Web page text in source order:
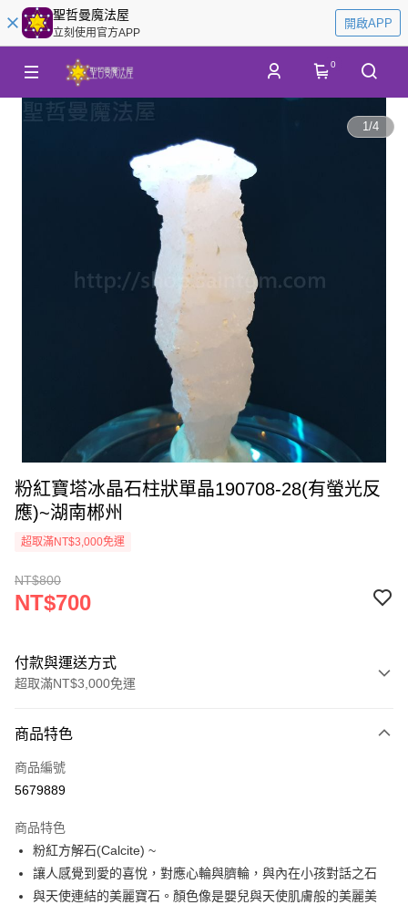
聖哲曼魔法屋
立刻使用官方APP
開啟APP
0
1/4
粉紅寶塔冰晶石柱狀單晶190708-28(有螢光反
應)~湖南郴州
超取滿NT$3,000免運
NT$800
NT$700
付款與運送方式
超取滿NT$3,000免運
信用卡一次付款
超商取貨付款
Apple Pay
街口支付
商品特色
商品編號
5679889
商品特色
粉紅方解石(Calcite) ~
讓人感覺到愛的喜悅，對應心輪與臍輪，與內在小孩對話之石
與天使連結的美麗寶石。顏色像是嬰兒與天使肌膚般的美麗美